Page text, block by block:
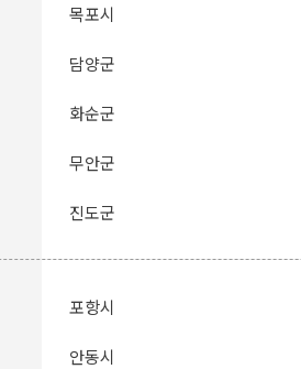
목포시
담양군
화순군
무안군
진도군
포항시
안동시